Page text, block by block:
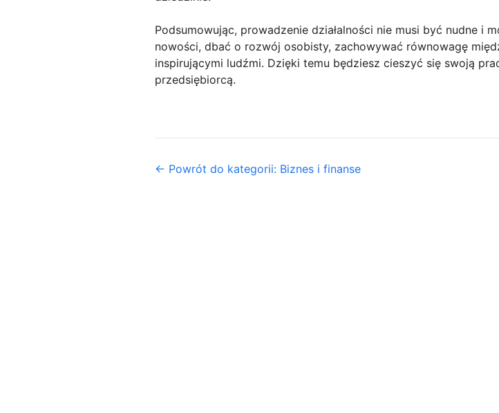
Podsumowując, prowadzenie działalności nie musi być nudne i
nowości, dbać o rozwój osobisty, zachowywać równowagę
inspirującymi ludźmi. Dzięki temu będziesz cieszyć się swoją
przedsiębiorcą.
← Powrót do kategorii: Biznes i finanse